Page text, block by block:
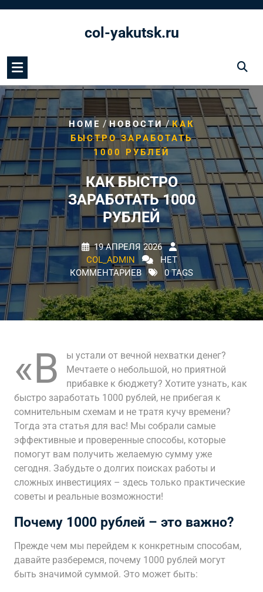
col-yakutsk.ru
HOME /НОВОСТИ/КАК
БЫСТРО ЗАРАБОТАТЬ
1000 РУБЛЕЙ
КАК БЫСТРО
ЗАРАБОТАТЬ 1000
РУБЛЕЙ
19 АПРЕЛЯ 2026
COL_ADMIN
НЕТ
КОММЕНТАРИЕВ
0 TAGS
«В
ы устали от вечной нехватки денег?
Мечтаете о небольшой, но приятной
прибавке к бюджету? Хотите узнать, как
быстро заработать 1000 рублей, не прибегая к
сомнительным схемам и не тратя кучу времени?
Тогда эта статья для вас! Мы собрали самые
эффективные и проверенные способы, которые
помогут вам получить желаемую сумму уже
сегодня. Забудьте о долгих поисках работы и
сложных инвестициях – здесь только практические
советы и реальные возможности!
Почему 1000 рублей – это важно?
Прежде чем мы перейдем к конкретным способам,
давайте разберемся, почему 1000 рублей могут
быть значимой суммой. Это может быть: